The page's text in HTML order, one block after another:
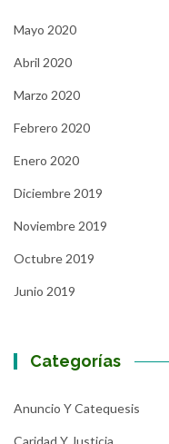
Mayo 2020
Abril 2020
Marzo 2020
Febrero 2020
Enero 2020
Diciembre 2019
Noviembre 2019
Octubre 2019
Junio 2019
Categorías
Anuncio Y Catequesis
Caridad Y Justicia